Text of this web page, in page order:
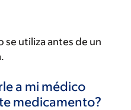
se utiliza antes de un
a mi médico
medicamento?